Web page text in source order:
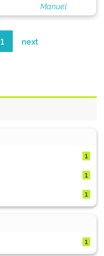
Manuel
1 next
1
1
1
1